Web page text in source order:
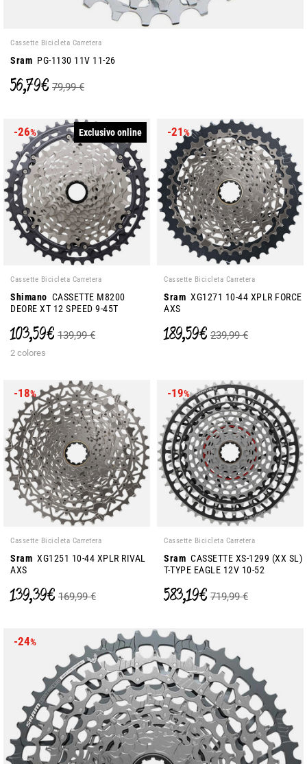
Cassette Bicicleta Carretera
Sram PG-1130 11V 11-26
56,79 € 79,99 €
-26% Exclusivo online
Cassette Bicicleta Carretera
Shimano CASSETTE M8200
DEORE XT 12 SPEED 9-45T
103,59 € 139,99 €
2 colores
-21%
Cassette Bicicleta Carretera
Sram XG1271 10-44 XPLR FORCE
AXS
189,59 € 239,99 €
-18%
Cassette Bicicleta Carretera
Sram XG1251 10-44 XPLR RIVAL
AXS
139,39 € 169,99 €
-19%
Cassette Bicicleta Carretera
Sram CASSETTE XS-1299 (XX SL)
T-TYPE EAGLE 12V 10-52
583,19 € 719,99 €
-24%